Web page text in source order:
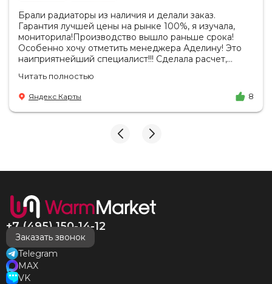
Брали радиаторы из наличия и делали заказ.
Гарантия лучшей цены на рынке 100%, я изучала,
мониторила!Производство вышло раньше срока!
Особенно хочу отметить менеджера Аделину! Это
наиприятнейший специалист!!! Сделала расчет,
цену. Всегда на связи, на все вопросы есть ответы.
Доставка на удобный день, удобное время! Никаких
замечаний, только бесконечное удовольствие от
взаимодействия с ней. Вот это я понимаю - ЛИЦО
И надеюсь наши чудесные радиаторы будут греть
Читать полностью
Яндекс Карты 8
+7 (495) 150-14-12
Заказать звонок
Telegram
MAX
VK